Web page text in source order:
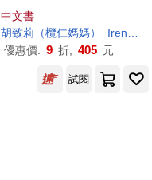
中文書
胡致莉 （欖仁媽媽）
Irene Chung
優惠價: 9 折, 405 元
試閱